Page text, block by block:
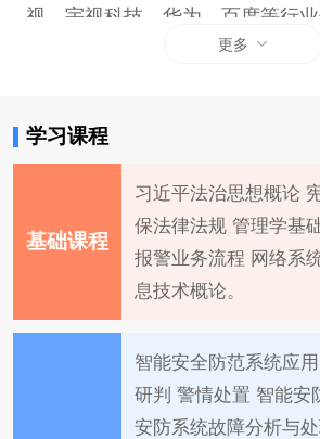
视、宇视科技、华为、百度等行
位，将安防技术融合计算机视觉
更多
学习课程
基础课程
习近平法治思想概论
保法律法规 管理学基
报警业务流程 网络系
息技术概论。
智能安全防范系统应
研判 警情处置 智能安
安防系统故障分析与